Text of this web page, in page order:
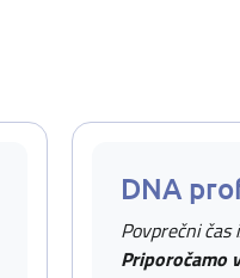
DNA
Povprečni
Priporočamo